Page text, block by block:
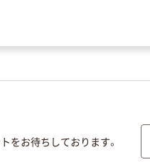
をお待ちしております。